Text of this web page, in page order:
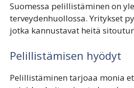
Suomessa pelillistäminen on
terveydenhuollossa. Yritykset
jotka kannustavat heitä
Pelillistämisen hyödyt
Pelillistäminen tarjoaa monia